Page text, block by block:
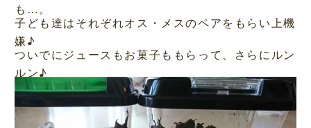
も…。
子ども達はそれぞれオス・メスのペアをもらい上機
嫌♪
ついでにジュースもお菓子ももらって、さらにルン
ルン♪